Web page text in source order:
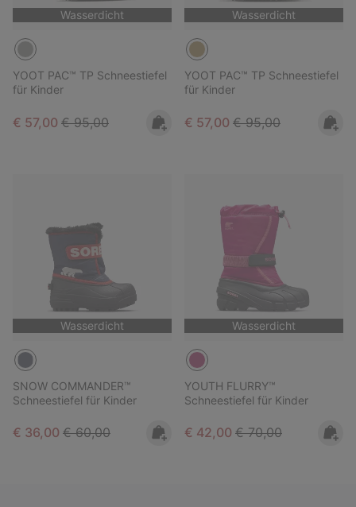
Wasserdicht
YOOT PAC™ TP Schneestiefel
für Kinder
Sale price:
€ 57,00 Regular price:
€ 95,00
Wasserdicht
YOOT PAC™ TP Schneestiefel
für Kinder
Sale price:
€ 57,00 Regular price:
€ 95,00
Wasserdicht
SNOW COMMANDER™
Schneestiefel für Kinder
Sale price:
€ 36,00 Regular price:
€ 60,00
Wasserdicht
YOUTH FLURRY™
Schneestiefel für Kinder
Sale price:
€ 42,00 Regular price:
€ 70,00